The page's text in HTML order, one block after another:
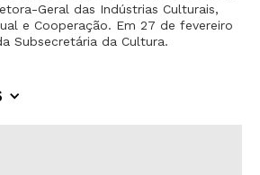
Geral das Indústrias Culturais,
e Cooperação. Em 27 de fevereiro
Subsecretária da Cultura.